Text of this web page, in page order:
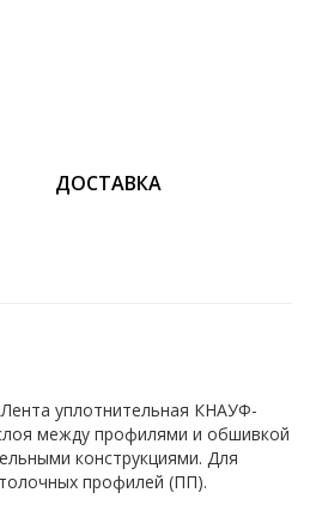
ДОСТАВКА
уплотнительная КНАУФ-
между профилями и обшивкой
конструкциями. Для
профилей (ПП).